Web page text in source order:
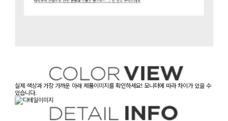
실제 색상과 가장 가까운 아래 제품이미지를 확인하세요! 모니터에 따라 차이가 있을 수
있습니다.